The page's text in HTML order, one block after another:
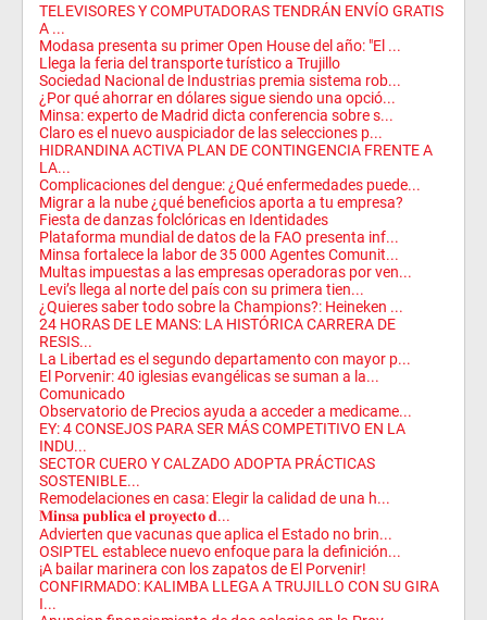
TELEVISORES Y COMPUTADORAS TENDRÁN ENVÍO GRATIS
A ...
Modasa presenta su primer Open House del año: "El ...
Llega la feria del transporte turístico a Trujillo
Sociedad Nacional de Industrias premia sistema rob...
¿Por qué ahorrar en dólares sigue siendo una opció...
Minsa: experto de Madrid dicta conferencia sobre s...
Claro es el nuevo auspiciador de las selecciones p...
HIDRANDINA ACTIVA PLAN DE CONTINGENCIA FRENTE A
LA...
Complicaciones del dengue: ¿Qué enfermedades puede...
Migrar a la nube ¿qué beneficios aporta a tu empresa?
Fiesta de danzas folclóricas en Identidades
Plataforma mundial de datos de la FAO presenta inf...
Minsa fortalece la labor de 35 000 Agentes Comunit...
Multas impuestas a las empresas operadoras por ven...
Levi’s llega al norte del país con su primera tien...
¿Quieres saber todo sobre la Champions?: Heineken ...
24 HORAS DE LE MANS: LA HISTÓRICA CARRERA DE
RESIS...
La Libertad es el segundo departamento con mayor p...
El Porvenir: 40 iglesias evangélicas se suman a la...
Comunicado
Observatorio de Precios ayuda a acceder a medicame...
EY: 4 CONSEJOS PARA SER MÁS COMPETITIVO EN LA
INDU...
SECTOR CUERO Y CALZADO ADOPTA PRÁCTICAS
SOSTENIBLE...
Remodelaciones en casa: Elegir la calidad de una h...
𝐌𝐢𝐧𝐬𝐚 𝐩𝐮𝐛𝐥𝐢𝐜𝐚 𝐞𝐥 𝐩𝐫𝐨𝐲𝐞𝐜𝐭𝐨 𝐝...
Advierten que vacunas que aplica el Estado no brin...
OSIPTEL establece nuevo enfoque para la definición...
¡A bailar marinera con los zapatos de El Porvenir!
CONFIRMADO: KALIMBA LLEGA A TRUJILLO CON SU GIRA
I...